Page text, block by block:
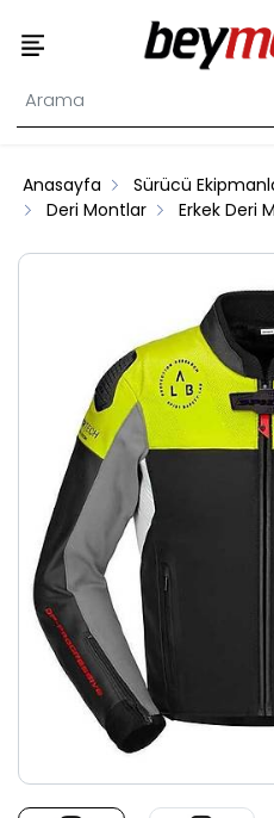
Anasayfa Sürücü
Deri Montlar
Erkek Deri